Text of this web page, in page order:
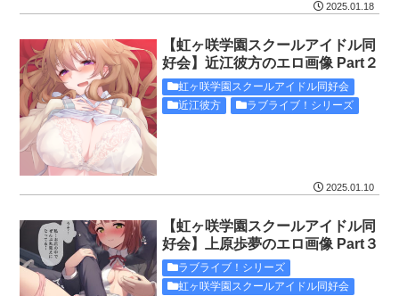
2025.01.18
【虹ヶ咲学園スクールアイドル同
好会】近江彼方のエロ画像 Part２
虹ヶ咲学園スクールアイドル同好会
近江彼方
ラブライブ！シリーズ
2025.01.10
【虹ヶ咲学園スクールアイドル同
好会】上原歩夢のエロ画像 Part３
ラブライブ！シリーズ
虹ヶ咲学園スクールアイドル同好会